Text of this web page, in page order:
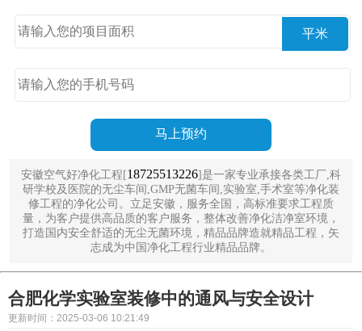
平米
安徽空气好净化工程[18725513226]是一家专业承接各类工厂,科
研学校及医院的无尘车间,GMP无菌车间,实验室,手术室等净化装
修工程的净化公司。立足安徽，服务全国，高标准要求工程质
量，为客户提供高品质的客户服务，整体改善净化洁净室环境，
打造国内安全舒适的无尘无菌环境，精品品牌造就精品工程，矢
志成为中国净化工程行业精品品牌。
合肥化学实验室装修中的通风与安全设计
更新时间：2025-03-06 10:21:49